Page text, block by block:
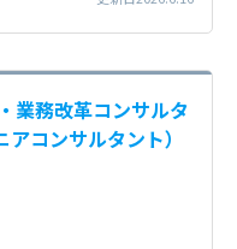
業務改革コンサルタ
コンサルタント）